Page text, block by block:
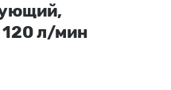
120 л/мин